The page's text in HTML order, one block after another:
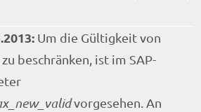
Um die Gültigkeit von
beschränken, ist im SAP-
vorgesehen. An